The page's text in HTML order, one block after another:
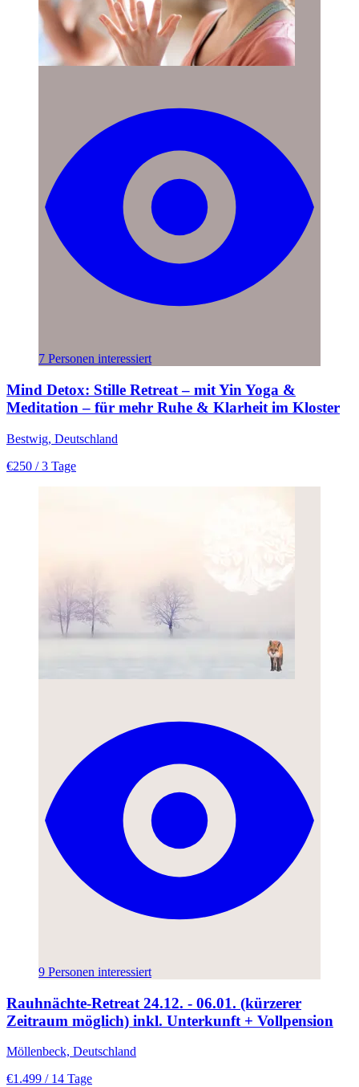
7 Personen interessiert
Mind Detox: Stille Retreat – mit Yin Yoga &
Meditation – für mehr Ruhe & Klarheit im Kloster
Bestwig, Deutschland
€250 / 3 Tage
9 Personen interessiert
Rauhnächte-Retreat 24.12. - 06.01. (kürzerer
Zeitraum möglich) inkl. Unterkunft + Vollpension
Möllenbeck, Deutschland
€1.499 / 14 Tage